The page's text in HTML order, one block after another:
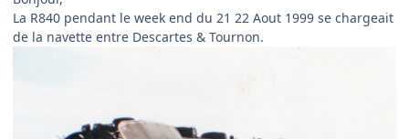
La R840 pendant le week end du 21 22 Aout 1999 se chargeait
de la navette entre Descartes & Tournon.